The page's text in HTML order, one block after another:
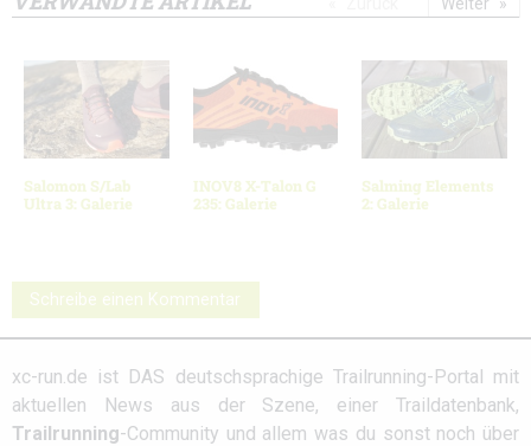
Salomon S/Lab
Ultra 3: Galerie
INOV8 X-Talon G
235: Galerie
Salming Elements
2: Galerie
Schreibe einen Kommentar
xc-run.de ist DAS deutschsprachige Trailrunning-Portal mit
aktuellen News aus der Szene, einer Traildatenbank,
Trailrunning-Community und allem was du sonst noch über